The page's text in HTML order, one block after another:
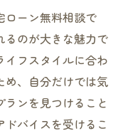
ローン無料相談で
るのが大きな魅力で
イフスタイルに合わ
め、自分だけでは気
ンを見つけること
バイスを受けるこ